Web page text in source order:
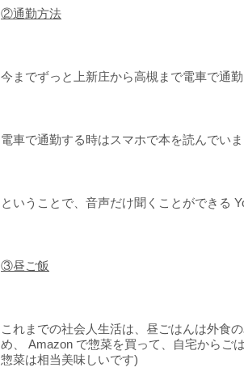
②通勤方法
今までずっと上新庄から高槻まで電車で通
電車で通勤する時はスマホで本を読んでい
ということで、音声だけ聞くことができる
③昼ご飯
これまでの社会人生活は、昼ごはんは外食
め、 Amazon で惣菜を買って、自宅からご
惣菜は相当美味しいです)